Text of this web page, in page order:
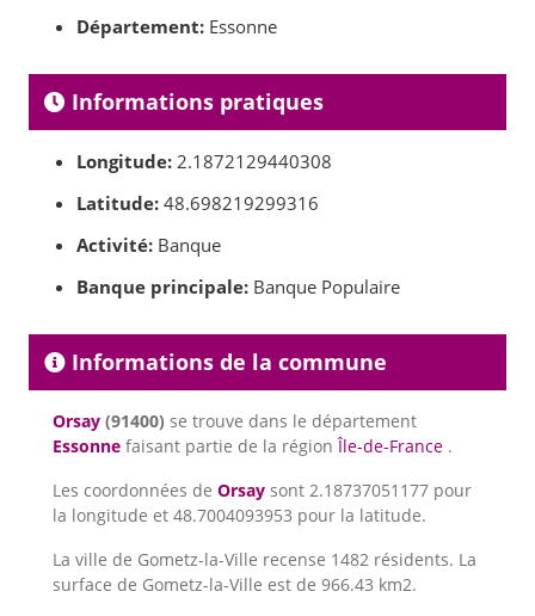
Département: Essonne
Informations pratiques
Longitude: 2.1872129440308
Latitude: 48.698219299316
Activité: Banque
Banque principale: Banque Populaire
Informations de la commune
Orsay (91400) se trouve dans le département
Essonne faisant partie de la régionÎle-de-France .
Les coordonnées de Orsay sont 2.18737051177 pour
la longitude et 48.7004093953 pour la latitude.
La ville de Gometz-la-Ville recense 1482 résidents. La
surface de Gometz-la-Ville est de 966.43 km2.